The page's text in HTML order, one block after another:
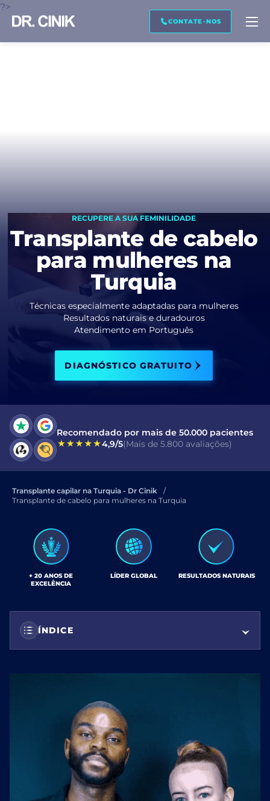
?>
CONTATE-NOS
LIGUE-ME DE VOLTA
Telefone *
Eu li e aceito os termos da
Li e aceito o Consentimento para Mensagem Eletrônica Comercial
ENVIAR
RECUPERE A SUA FEMINILIDADE
Transplante de cabelo
para mulheres na
Turquia
Técnicas especialmente adaptadas para mulheres
Resultados naturais e duradouros
Atendimento em Português
DIAGNÓSTICO GRATUITO
Recomendado por mais de 50.000 pacientes
4,9/5(Mais de 5.800 avaliações)
Transplante capilar na Turquia - Dr Cinik
Transplante de cabelo para mulheres na Turquia
+ 20 ANOS DE
EXCELÊNCIA
LÍDER GLOBAL RESULTADOS NATURAIS
ÍNDICE
PRÉ-VISUALIZAÇÃO DA IMAGEM
TRANSCRIÇÃO